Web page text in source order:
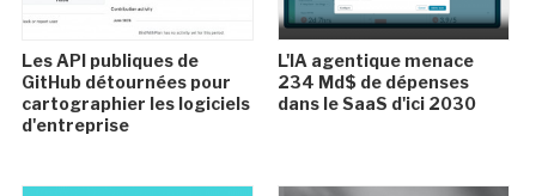
Les API publiques de
GitHub détournées pour
cartographier les logiciels
d'entreprise
L'IA agentique menace
234 Md$ de dépenses
dans le SaaS d'ici 2030